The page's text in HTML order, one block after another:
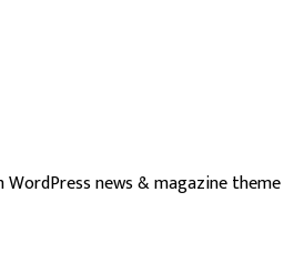
WordPress news & magazine theme